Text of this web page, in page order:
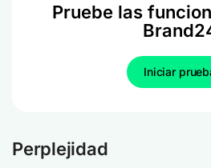
Pruebe las
Iniciar
Perplejidad